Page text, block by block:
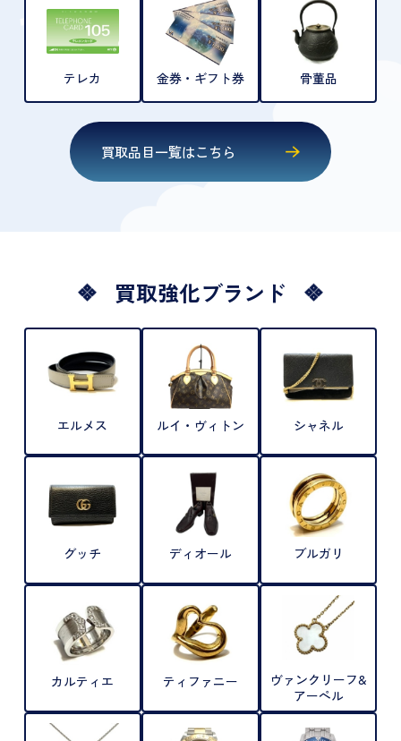
テレカ 金券・ギフト券 骨董品
買取品目一覧はこちら
買取強化ブランド
エルメス ルイ・ヴィトン シャネル
グッチ ディオール ブルガリ
カルティエ ティファニー
ヴァンクリーフ&
アーペル